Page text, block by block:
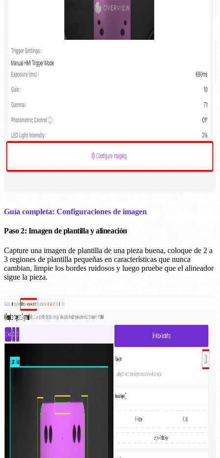
Guía completa: Configuraciones de imagen
Paso 2: Imagen de plantilla y alineación
Capture una imagen de plantilla de una pieza buena, coloque de 2 a
3 regiones de plantilla pequeñas en características que nunca
cambian, limpie los bordes ruidosos y luego pruebe que el alineador
sigue la pieza.